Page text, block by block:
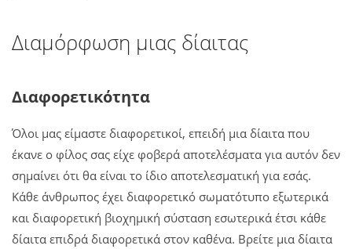
Διαμόρφωση μιας δίαιτας
Διαφορετικότητα
Όλοι μας είμαστε διαφορετικοί, επειδή μια δίαιτα που
έκανε ο φίλος σας είχε φοβερά αποτελέσματα για αυτόν δεν
σημαίνει ότι θα είναι το ίδιο αποτελεσματική για εσάς.
Κάθε άνθρωπος έχει διαφορετικό σωματότυπο εξωτερικά
και διαφορετική βιοχημική σύσταση εσωτερικά έτσι κάθε
δίαιτα επιδρά διαφορετικά στον καθένα. Βρείτε μια δίαιτα